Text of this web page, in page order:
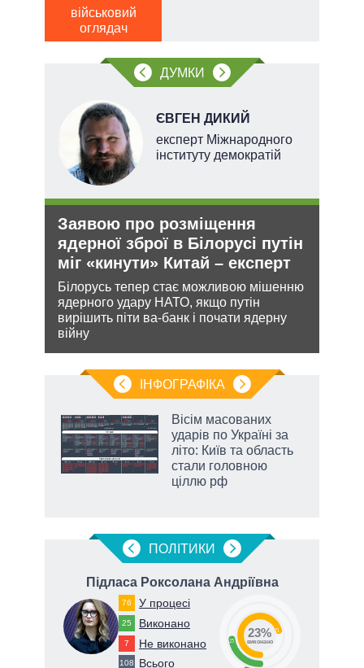
військовий
оглядач
ДУМКИ
ЄВГЕН ДИКИЙ
експерт Міжнародного
інституту демократій
Заявою про розміщення
ядерної зброї в Білорусі путін
міг «кинути» Китай – експерт
Білорусь тепер стає можливою мішенню
ядерного удару НАТО, якщо путін
вирішить піти ва-банк і почати ядерну
війну
ІНФОГРАФІКА
Вісім масованих
ударів по Україні за
літо: Київ та область
стали головною
ціллю рф
ПОЛIТИКИ
Підласа Роксолана Андріївна
76 У процесі
25 Виконано
7 Не виконано
108 Всього
23
71
23%
виконано